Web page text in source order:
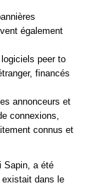
également
peer to
financés
annonceurs et
connexions,
connus et
Sapin, a été
existait dans le